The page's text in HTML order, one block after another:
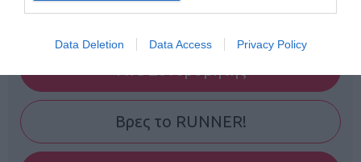
Data Deletion Data Access Privacy Policy
Βρες το RUNNER!